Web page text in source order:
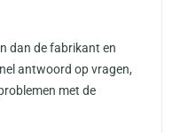
dan de fabrikant en
antwoord op vragen,
met de